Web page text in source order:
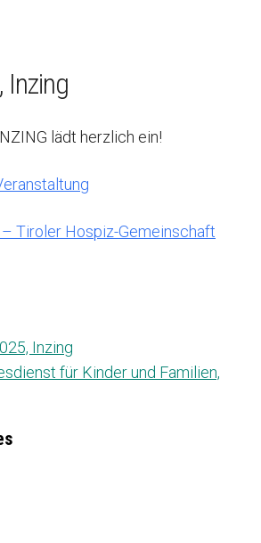
Inzing
lädt herzlich ein!
Tiroler Hospiz-Gemeinschaft
Inzing
für Kinder und Familien,